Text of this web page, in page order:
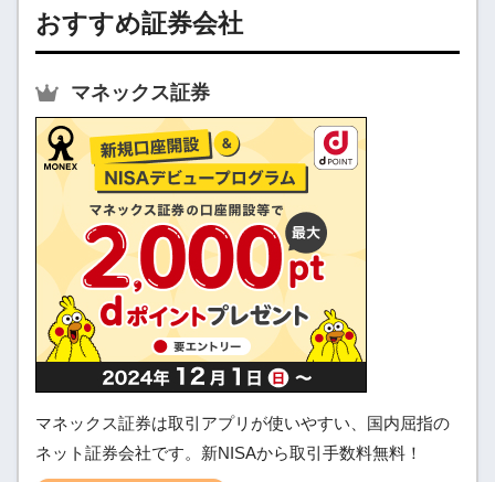
おすすめ証券会社
マネックス証券
マネックス証券は取引アプリが使いやすい、国内屈指の
ネット証券会社です。新NISAから取引手数料無料！